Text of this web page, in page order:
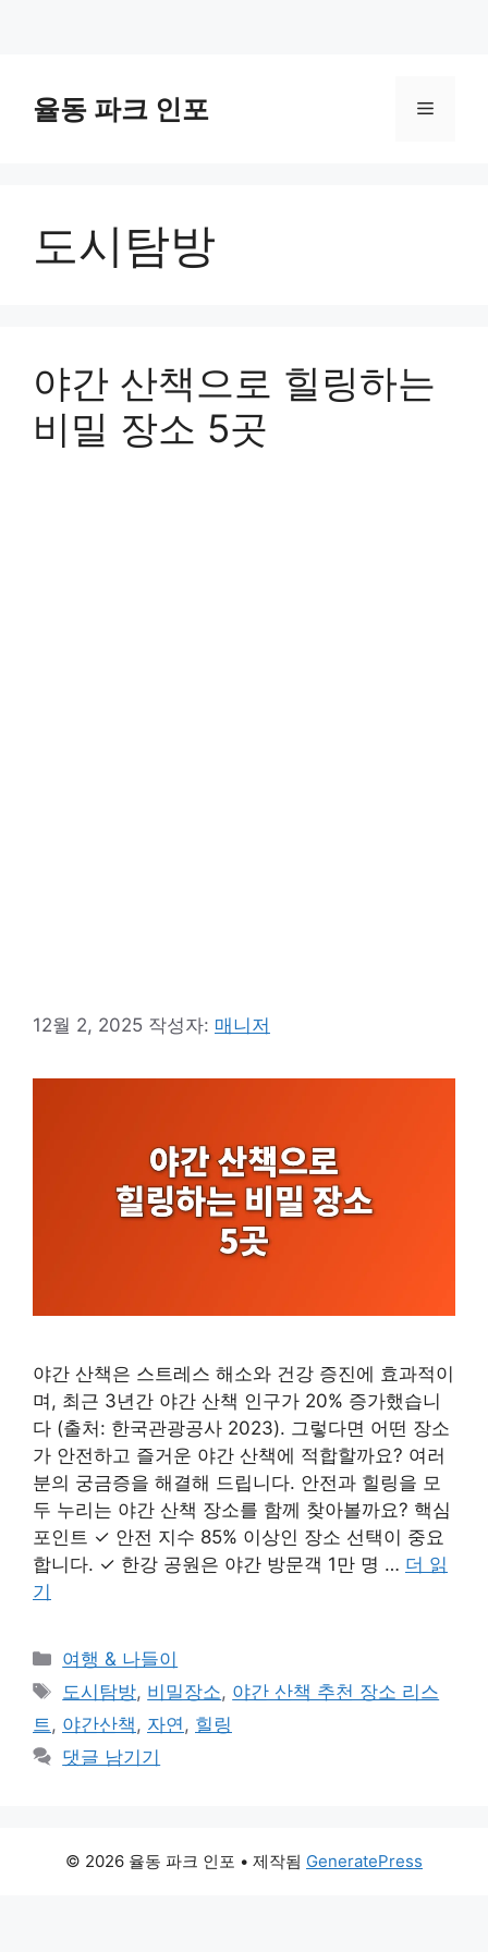
율동 파크 인포 메
도시탐방
야간 산책으로 힐링하는
비밀 장소 5곳
12월 2, 2025 작성자: 매니저
야간 산책은 스트레스 해소와 건강 증진에 효과적이
며, 최근 3년간 야간 산책 인구가 20% 증가했습니
다 (출처: 한국관광공사 2023). 그렇다면 어떤 장소
가 안전하고 즐거운 야간 산책에 적합할까요? 여러
분의 궁금증을 해결해 드립니다. 안전과 힐링을 모
두 누리는 야간 산책 장소를 함께 찾아볼까요? 핵심
포인트 ✓ 안전 지수 85% 이상인 장소 선택이 중요
합니다. ✓ 한강 공원은 야간 방문객 1만 명 … 더 읽
기
카
테
리
여행 & 나들이
태
그
도시탐방, 비밀장소, 야간 산책 추천 장소 리스
트, 야간산책, 자연, 힐링
댓글 남기기
© 2026 율동 파크 인포 • 제작됨 GeneratePress